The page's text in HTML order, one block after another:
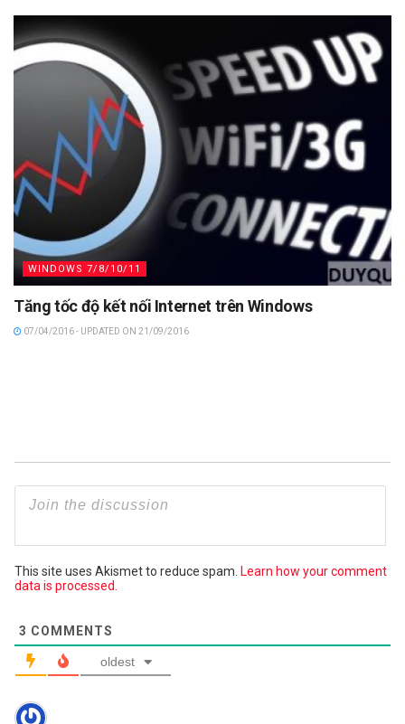
WINDOWS 7/8/10/11
Tăng tốc độ kết nối Internet trên Windows
07/04/2016 - UPDATED ON 21/09/2016
This site uses Akismet to reduce spam. Learn how your comment
data is processed.
3 COMMENTS
oldest